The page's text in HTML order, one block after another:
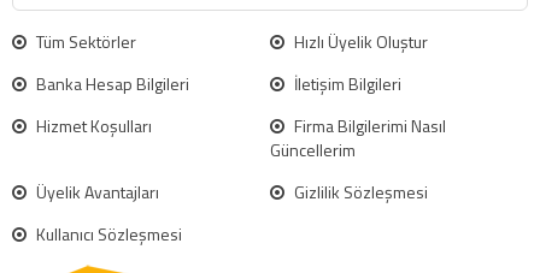
Tüm Sektörler
Hızlı Üyelik Oluştur
Banka Hesap Bilgileri
İletişim Bilgileri
Hizmet Koşulları
Firma Bilgilerimi Nasıl
Güncellerim
Üyelik Avantajları
Gizlilik Sözleşmesi
Kullanıcı Sözleşmesi